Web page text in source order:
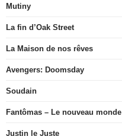
Mutiny
La fin d’Oak Street
La Maison de nos rêves
Avengers: Doomsday
Soudain
Fantômas – Le nouveau monde
Justin le Juste